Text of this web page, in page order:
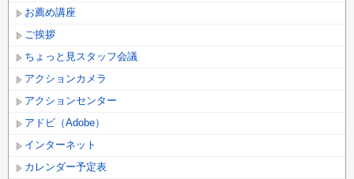
お薦め講座
ご挨拶
ちょっと見スタッフ会議
アクションカメラ
アクションセンター
アドビ（Adobe）
インターネット
カレンダー予定表